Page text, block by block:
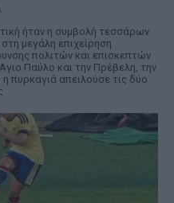
ήταν η συμβολή τεσσάρων
μεγάλη επιχείρηση
πολιτών και επισκεπτών
Παύλο και την Πρέβελη, την
πυρκαγιά απειλούσε τις δύο